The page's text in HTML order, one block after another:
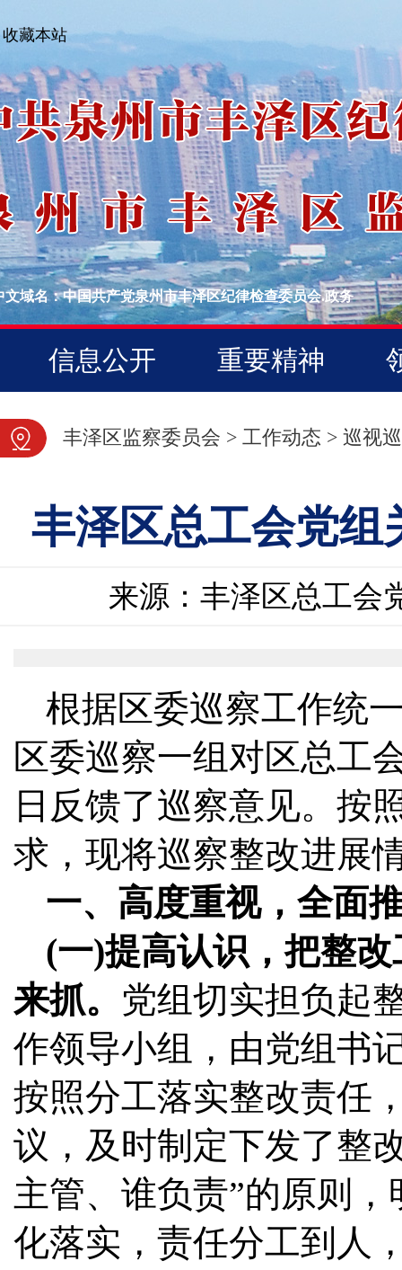
收藏本站
文域名：中国共产党泉州市丰泽区纪律检查委员会.政务
信息公开 重要精神
图片新闻
丰泽区监察委员会 > 工作动态 > 巡视
丰泽区总工会党组
来源：丰泽区总工会
根据区委巡察工作统
区委巡察一组对区总工
日反馈了巡察意见。按
求，现将巡察整改进展
一、 高度重视， 全面
(一)提高认识，把整
来抓。 党组切实担负起
作领导小组，由党组书
按照分工落实整改责任
议，及时制定下发了整
主管、谁负责”的原则
化落实，责任分工到人